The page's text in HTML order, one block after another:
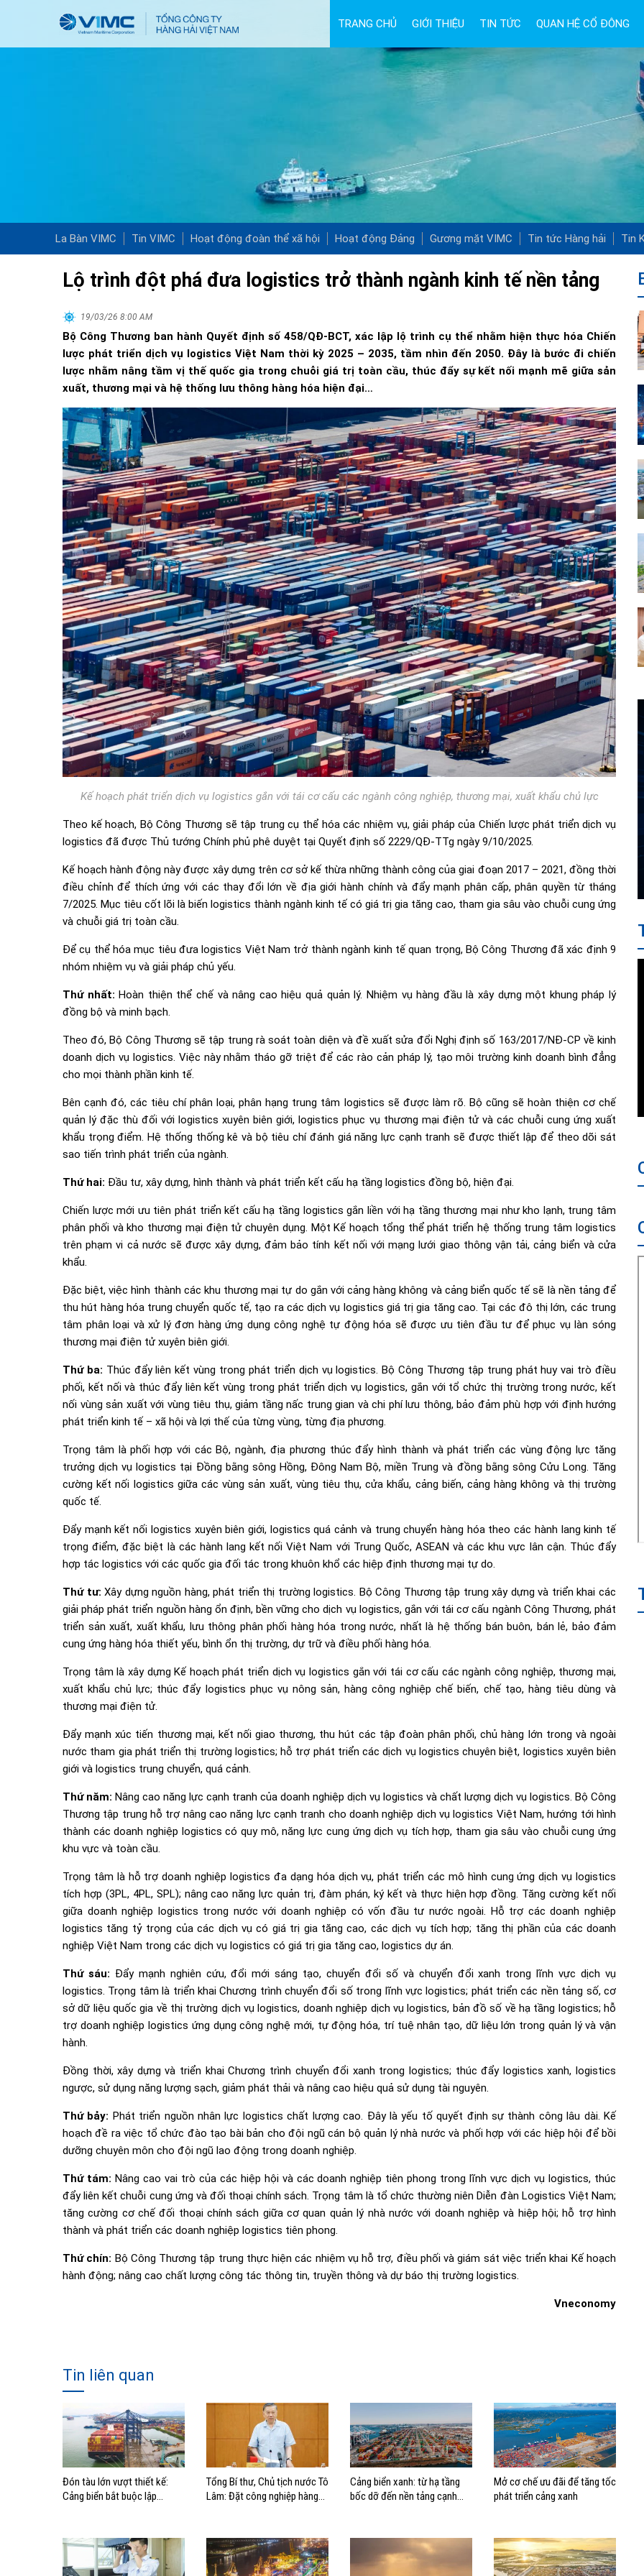
TRANG CHỦ GIỚI THIỆU TIN TỨC QUAN HỆ CỔ ĐÔNG
La Bàn VIMC Tin VIMC Hoạt động đoàn thể xã hội Hoạt động Đảng Gương mặt VIMC Tin tức Hàng hải Tin
Lộ trình đột phá đưa logistics trở thành ngành kinh tế nền tảng
19/03/26 8:00 AM
Bộ Công Thương ban hành Quyết định số 458/QĐ-BCT, xác lập lộ trình cụ thể nhằm hiện thực hóa Chiến
lược phát triển dịch vụ logistics Việt Nam thời kỳ 2025 – 2035, tầm nhìn đến 2050. Đây là bước đi chiến
lược nhằm nâng tầm vị thế quốc gia trong chuỗi giá trị toàn cầu, thúc đẩy sự kết nối mạnh mẽ giữa sản
xuất, thương mại và hệ thống lưu thông hàng hóa hiện đại…
Kế hoạch phát triển dịch vụ logistics gắn với tái cơ cấu các ngành công nghiệp, thương mại, xuất khẩu chủ lực
Theo kế hoạch, Bộ Công Thương sẽ tập trung cụ thể hóa các nhiệm vụ, giải pháp của Chiến lược phát triển dịch vụ
logistics đã được Thủ tướng Chính phủ phê duyệt tại Quyết định số 2229/QĐ-TTg ngày 9/10/2025.
Kế hoạch hành động này được xây dựng trên cơ sở kế thừa những thành công của giai đoạn 2017 – 2021, đồng thời
điều chỉnh để thích ứng với các thay đổi lớn về địa giới hành chính và đẩy mạnh phân cấp, phân quyền từ tháng
7/2025. Mục tiêu cốt lõi là biến logistics thành ngành kinh tế có giá trị gia tăng cao, tham gia sâu vào chuỗi cung ứng
và chuỗi giá trị toàn cầu.
Để cụ thể hóa mục tiêu đưa logistics Việt Nam trở thành ngành kinh tế quan trọng, Bộ Công Thương đã xác định 9
nhóm nhiệm vụ và giải pháp chủ yếu.
Thứ nhất:Hoàn thiện thể chế và nâng cao hiệu quả quản lý. Nhiệm vụ hàng đầu là xây dựng một khung pháp lý
đồng bộ và minh bạch.
Theo đó, Bộ Công Thương sẽ tập trung rà soát toàn diện và đề xuất sửa đổi Nghị định số 163/2017/NĐ-CP về kinh
doanh dịch vụ logistics. Việc này nhằm tháo gỡ triệt để các rào cản pháp lý, tạo môi trường kinh doanh bình đẳng
cho mọi thành phần kinh tế.
Bên cạnh đó, các tiêu chí phân loại, phân hạng trung tâm logistics sẽ được làm rõ. Bộ cũng sẽ hoàn thiện cơ chế
quản lý đặc thù đối với logistics xuyên biên giới, logistics phục vụ thương mại điện tử và các chuỗi cung ứng xuất
khẩu trọng điểm. Hệ thống thống kê và bộ tiêu chí đánh giá năng lực cạnh tranh sẽ được thiết lập để theo dõi sát
sao tiến trình phát triển của ngành.
Thứ hai: Đầu tư, xây dựng, hình thành và phát triển kết cấu hạ tầng logistics đồng bộ, hiện đại.
Chiến lược mới ưu tiên phát triển kết cấu hạ tầng logistics gắn liền với hạ tầng thương mại như kho lạnh, trung tâm
phân phối và kho thương mại điện tử chuyên dụng. Một Kế hoạch tổng thể phát triển hệ thống trung tâm logistics
trên phạm vi cả nước sẽ được xây dựng, đảm bảo tính kết nối với mạng lưới giao thông vận tải, cảng biển và cửa
khẩu.
Đặc biệt, việc hình thành các khu thương mại tự do gắn với cảng hàng không và cảng biển quốc tế sẽ là nền tảng để
thu hút hàng hóa trung chuyển quốc tế, tạo ra các dịch vụ logistics giá trị gia tăng cao. Tại các đô thị lớn, các trung
tâm phân loại và xử lý đơn hàng ứng dụng công nghệ tự động hóa sẽ được ưu tiên đầu tư để phục vụ làn sóng
thương mại điện tử xuyên biên giới.
Thứ ba: Thúc đẩy liên kết vùng trong phát triển dịch vụ logistics. Bộ Công Thương tập trung phát huy vai trò điều
phối, kết nối và thúc đẩy liên kết vùng trong phát triển dịch vụ logistics, gắn với tổ chức thị trường trong nước, kết
nối vùng sản xuất với vùng tiêu thụ, giảm tầng nấc trung gian và chi phí lưu thông, bảo đảm phù hợp với định hướng
phát triển kinh tế – xã hội và lợi thế của từng vùng, từng địa phương.
Trọng tâm là phối hợp với các Bộ, ngành, địa phương thúc đẩy hình thành và phát triển các vùng động lực tăng
trưởng dịch vụ logistics tại Đồng bằng sông Hồng, Đông Nam Bộ, miền Trung và đồng bằng sông Cửu Long. Tăng
cường kết nối logistics giữa các vùng sản xuất, vùng tiêu thụ, cửa khẩu, cảng biến, cảng hàng không và thị trường
quốc tế.
Đẩy mạnh kết nối logistics xuyên biên giới, logistics quá cảnh và trung chuyển hàng hóa theo các hành lang kinh tế
trọng điểm, đặc biệt là các hành lang kết nối Việt Nam với Trung Quốc, ASEAN và các khu vực lân cận. Thúc đẩy
hợp tác logistics với các quốc gia đối tác trong khuôn khổ các hiệp định thương mại tự do.
Thứ tư:Xây dựng nguồn hàng, phát triển thị trường logistics. Bộ Công Thương tập trung xây dựng và triển khai các
giải pháp phát triển nguồn hàng ổn định, bền vững cho dịch vụ logistics, gắn với tái cơ cấu ngành Công Thương, phát
triển sản xuất, xuất khẩu, lưu thông phân phối hàng hóa trong nước, nhất là hệ thống bán buôn, bán lẻ, bảo đảm
cung ứng hàng hóa thiết yếu, bình ổn thị trường, dự trữ và điều phối hàng hóa.
Trọng tâm là xây dựng Kế hoạch phát triển dịch vụ logistics gắn với tái cơ cấu các ngành công nghiệp, thương mại,
xuất khẩu chủ lực; thúc đẩy logistics phục vụ nông sản, hàng công nghiệp chế biến, chế tạo, hàng tiêu dùng và
thương mại điện tử.
Đẩy mạnh xúc tiến thương mại, kết nối giao thương, thu hút các tập đoàn phân phối, chủ hàng lớn trong và ngoài
nước tham gia phát triển thị trường logistics; hỗ trợ phát triển các dịch vụ logistics chuyên biệt, logistics xuyên biên
giới và logistics trung chuyển, quá cảnh.
Thứ năm: Nâng cao năng lực cạnh tranh của doanh nghiệp dịch vụ logistics và chất lượng dịch vụ logistics. Bộ Công
Thương tập trung hỗ trợ nâng cao năng lực cạnh tranh cho doanh nghiệp dịch vụ logistics Việt Nam, hướng tới hình
thành các doanh nghiệp logistics có quy mô, năng lực cung ứng dịch vụ tích hợp, tham gia sâu vào chuỗi cung ứng
khu vực và toàn cầu.
Trọng tâm là hỗ trợ doanh nghiệp logistics đa dạng hóa dịch vụ, phát triển các mô hình cung ứng dịch vụ logistics
tích hợp (3PL, 4PL, SPL); nâng cao năng lực quản trị, đàm phán, ký kết và thực hiện hợp đồng. Tăng cường kết nối
giữa doanh nghiệp logistics trong nước với doanh nghiệp có vốn đầu tư nước ngoài. Hỗ trợ các doanh nghiệp
logistics tăng tỷ trọng của các dịch vụ có giá trị gia tăng cao, các dịch vụ tích hợp; tăng thị phần của các doanh
nghiệp Việt Nam trong các dịch vụ logistics có giá trị gia tăng cao, logistics dự án.
Thứ sáu: Đẩy mạnh nghiên cứu, đổi mới sáng tạo, chuyển đổi số và chuyển đổi xanh trong lĩnh vực dịch vụ
logistics. Trọng tâm là triển khai Chương trình chuyển đổi số trong lĩnh vực logistics; phát triển các nền tảng số, cơ
sở dữ liệu quốc gia về thị trường dịch vụ logistics, doanh nghiệp dịch vụ logistics, bản đồ số về hạ tầng logistics; hỗ
trợ doanh nghiệp logistics ứng dụng công nghệ mới, tự động hóa, trí tuệ nhân tạo, dữ liệu lớn trong quản lý và vận
hành.
Đồng thời, xây dựng và triển khai Chương trình chuyển đổi xanh trong logistics; thúc đẩy logistics xanh, logistics
ngược, sử dụng năng lượng sạch, giảm phát thải và nâng cao hiệu quả sử dụng tài nguyên.
Thứ bảy: Phát triển nguồn nhân lực logistics chất lượng cao. Đây là yếu tố quyết định sự thành công lâu dài. Kế
hoạch đề ra việc tổ chức đào tạo bài bản cho đội ngũ cán bộ quản lý nhà nước và phối hợp với các hiệp hội để bồi
dưỡng chuyên môn cho đội ngũ lao động trong doanh nghiệp.
Thứ tám: Nâng cao vai trò của các hiệp hội và các doanh nghiệp tiên phong trong lĩnh vực dịch vụ logistics, thúc
đẩy liên kết chuỗi cung ứng và đối thoại chính sách. Trọng tâm là tổ chức thường niên Diễn đàn Logistics Việt Nam;
tăng cường cơ chế đối thoại chính sách giữa cơ quan quản lý nhà nước với doanh nghiệp và hiệp hội; hỗ trợ hình
thành và phát triển các doanh nghiệp logistics tiên phong.
Thứ chín: Bộ Công Thương tập trung thực hiện các nhiệm vụ hỗ trợ, điều phối và giám sát việc triển khai Kế hoạch
hành động; nâng cao chất lượng công tác thông tin, truyền thông và dự báo thị trường logistics.
Vneconomy
Tin liên quan
Đón tàu lớn vượt thiết kế:
Cảng biển bắt buộc lập
Tổng Bí thư, Chủ tịch nước Tô
Lâm: Đặt công nghiệp hàng
thành quốc gia biển mạnh
Cảng biển xanh: từ hạ tầng
bốc dỡ đến nền tảng cạnh
Mở cơ chế ưu đãi để tăng tốc
phát triển cảng xanh